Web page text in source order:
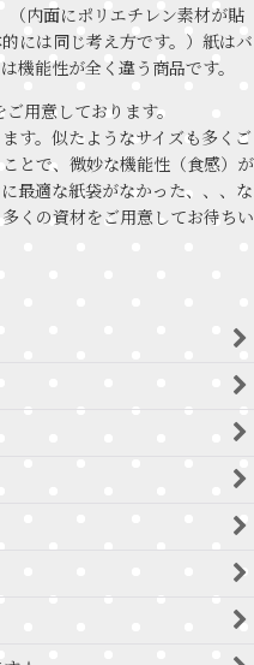
（内面にポリエチレン素材が貼
には同じ考え方です。）紙はバ
機能性が全く違う商品です。
用意しております。
す。似たようなサイズも多くご
とで、微妙な機能性（食感）が
最適な紙袋がなかった、、、な
くの資材をご用意してお待ちい